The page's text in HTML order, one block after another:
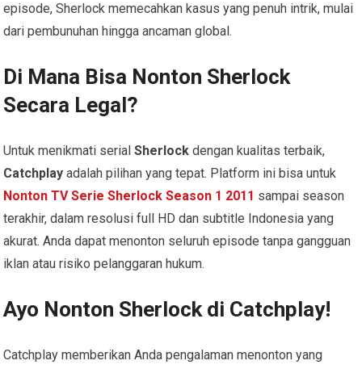
episode, Sherlock memecahkan kasus yang penuh intrik, mulai
dari pembunuhan hingga ancaman global.
Di Mana Bisa Nonton Sherlock
Secara Legal?
Untuk menikmati serialSherlock dengan kualitas terbaik,
Catchplay adalah pilihan yang tepat. Platform ini bisa untuk
Nonton TV Serie Sherlock Season 1 2011 sampai season
terakhir, dalam resolusi full HD dan subtitle Indonesia yang
akurat. Anda dapat menonton seluruh episode tanpa gangguan
iklan atau risiko pelanggaran hukum.
Ayo Nonton Sherlock di Catchplay!
Catchplay memberikan Anda pengalaman menonton yang